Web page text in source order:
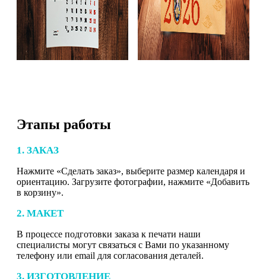
Этапы работы
1. ЗАКАЗ
Нажмите «Сделать заказ», выберите размер календаря и
ориентацию. Загрузите фотографии, нажмите «Добавить
в корзину».
2. МАКЕТ
В процессе подготовки заказа к печати наши
специалисты могут связаться с Вами по указанному
телефону или email для согласования деталей.
3. ИЗГОТОВЛЕНИЕ